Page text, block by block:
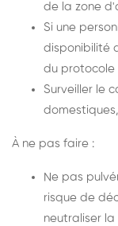
de la zone
Si une
disponibilité
du protocole
Surveiller le
À ne pas faire :
Ne pas
risque de
neutraliser la